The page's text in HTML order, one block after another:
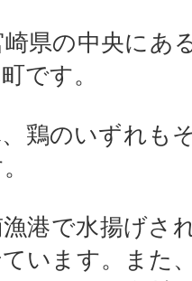
県の中央にあ
です。
鶏のいずれも
港で水揚げさ
います。また